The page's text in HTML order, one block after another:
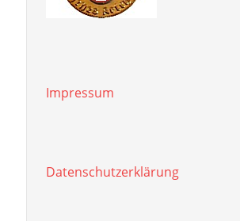
Impressum
Datenschutzerklärung